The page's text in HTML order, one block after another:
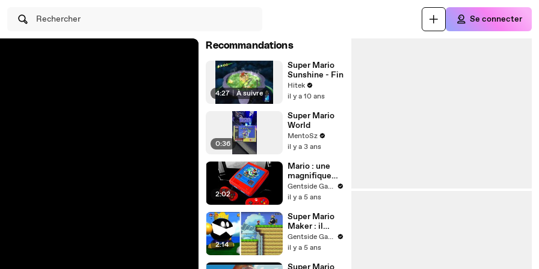
Rechercher Se connecter
Recommandations
4:27 | À suivre
Super Mario
Sunshine - Fin
Hitek
il y a 10 ans
0:36
Super Mario
World
MentoSz
il y a 3 ans
2:02
Mario : une
magnifique
Super NES
customisée
de Super
Mario World
Gentside Gaming
il y a 5 ans
2:14
Super Mario
Maker : il
recrée le
premier
de Super
Gentside Gaming
il y a 5 ans